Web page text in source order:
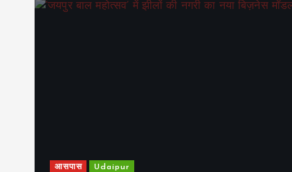
आसपास Udaipur